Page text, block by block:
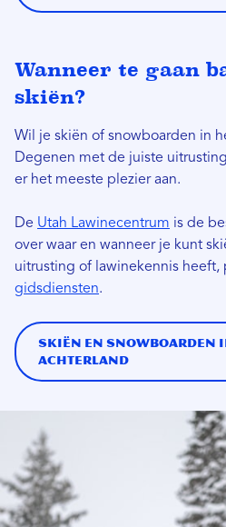
Wanneer te gaan
skiën?
Wil je skiën of snowboarden in
Degenen met de juiste
er het meeste plezier aan.
De Utah Lawinecentrum is de
over waar en wanneer je kunt
uitrusting of lawinekennis heeft,
gidsdiensten.
Skiën en snowboarden
achterland